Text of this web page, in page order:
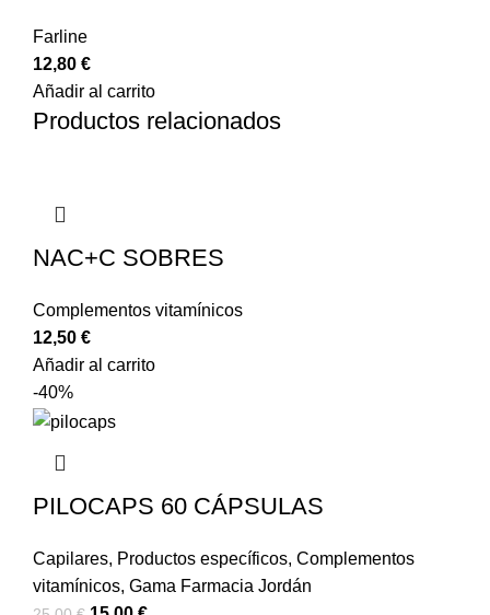
Farline
12,80 €
Añadir al carrito
Productos relacionados
NAC+C SOBRES
Complementos vitamínicos
12,50 €
Añadir al carrito
-40%
PILOCAPS 60 CÁPSULAS
Capilares, Productos específicos, Complementos
vitamínicos, Gama Farmacia Jordán